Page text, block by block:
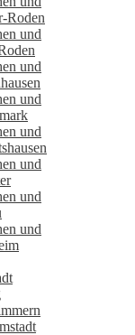
Roden
und
und
und
und
und
und
und